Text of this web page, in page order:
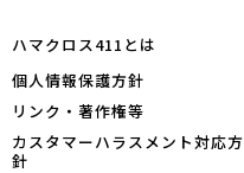
ハマクロス411とは
個人情報保護方針
リンク・著作権等
カスタマーハラスメント対応方
針